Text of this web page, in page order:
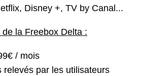
Disney +, TV by Canal...
la Freebox Delta :
/ mois
relevés par les utilisateurs